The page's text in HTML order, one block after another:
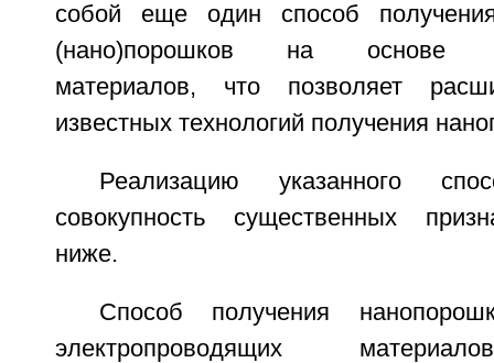
собой еще один способ получения
(нано)порошков на основе
материалов, что позволяет
известных технологий получения
Реализацию указанного
совокупность существенных
ниже.
Способ получения
электропроводящих